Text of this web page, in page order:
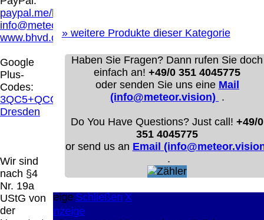
paypal.me/blindenhilfsmittel
info@meteor.vision
www.bhvd.de
Google
Plus-
Codes:
3QC5+QCG
Dresden
Wir sind
nach §4
Nr. 19a
UStG von
der
»weitere Produkte dieser Kategorie
Haben Sie Fragen? Dann rufen Sie doch
einfach an!+49/0 351 4045775
oder senden Sie uns eine Mail
(info@meteor.vision) .
Do You Have Questions? Just call!+49/0
351 4045775
or send us an Email
.
dass man sich ausdrücklich von diesen
Inhalten distanziert. Hiermit distanzieren wir
uns ausdrücklich von allen Inhalten, aller
gelinkten Seiten auf unserer Homepage und
machen uns diese Inhalte nicht zu eigen.
Diese Erklärung gilt für alle auf unserer
Homepage angebrachten Links.
Die Europäische Kommission stellt eine
Plattform zur Online-Streitbeilegung (OS)
bereit. Die Plattform finden Sie unter
http://ec.europa.eu/consumers/odr/Unsere E-
Mailadresse lautet:info@meteor.vision.
Seitenanfang
Datenschutz
Kontakt Links
Katalog (PDF) Sitemap
große Anzeige Schließen X